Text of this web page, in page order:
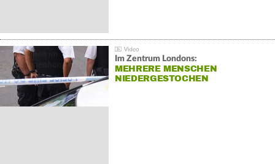
Im Zentrum Londons:
MEHRERE MENSCHEN
NIEDERGESTOCHEN